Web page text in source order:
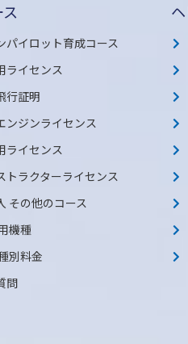
パイロット育成コース
ライセンス
行証明
ンジンライセンス
ライセンス
トラクターライセンス
その他のコース
機種
別料金
問